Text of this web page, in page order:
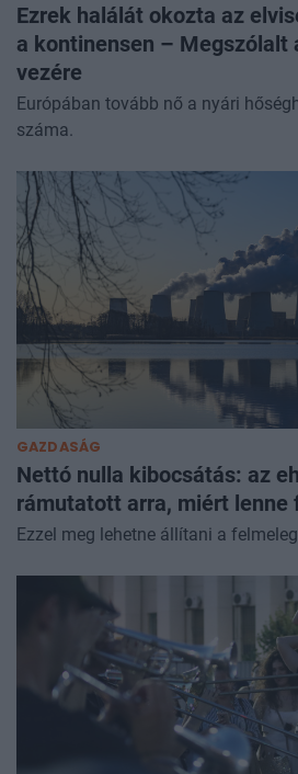
Ezrek halálát okozta az
a kontinensen – Megszólalt
vezére
Európában tovább nő a nyári
száma.
GAZDASÁG
Nettó nulla kibocsátás: az
rámutatott arra, miért lenne
Ezzel meg lehetne állítani a